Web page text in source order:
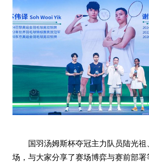
国羽汤姆斯杯夺冠主力队员陆光祖
场，与大家分享了赛场博弈与赛前部